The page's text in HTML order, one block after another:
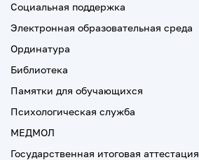
Социальная поддержка
Электронная образовательная среда
Ординатура
Библиотека
Памятки для обучающихся
Психологическая служба
МЕДМОЛ
Государственная итоговая аттестация